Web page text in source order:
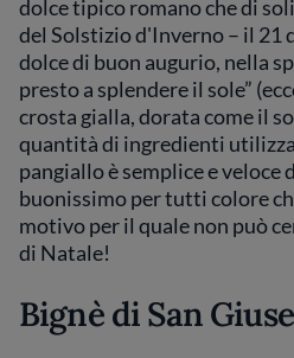
dolce tipico romano che di
del Solstizio d'Inverno – il 21
dolce di buon augurio, nella
presto a splendere il sole”
crosta gialla, dorata come il
quantità di ingredienti
pangiallo è semplice e veloce
buonissimo per tutti colore
motivo per il quale non può
di Natale!
Bignè di San